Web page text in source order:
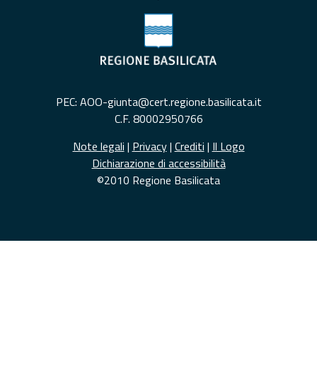
PEC: AOO-giunta@cert.regione.basilicata.it
C.F. 80002950766
Note legali | Privacy| Crediti | Il Logo
Dichiarazione di accessibilità
©2010 Regione Basilicata